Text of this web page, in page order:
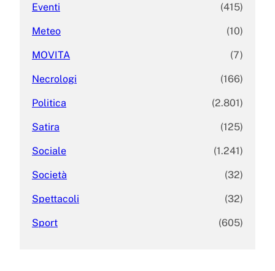
Eventi (415)
Meteo (10)
MOVITA (7)
Necrologi (166)
Politica (2.801)
Satira (125)
Sociale (1.241)
Società (32)
Spettacoli (32)
Sport (605)